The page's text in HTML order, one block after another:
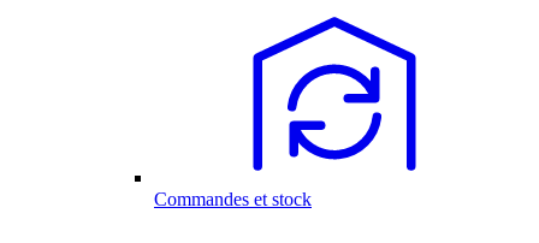
Commandes et stock